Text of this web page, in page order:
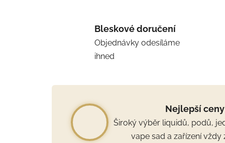
Bleskové doručení
Objednávky odesíláme
ihned
Nejlepší
Široký výběr liquidů, podů,
vape sad a zařízení vždy